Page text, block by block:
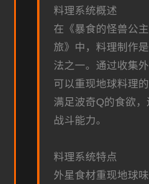
料理系统概述
在《暴食的怪兽公
旅》中，料理制作
法之一。通过收集
可以重现地球料理
满足波奇Q的食欲
战斗能力。
料理系统特点
外星食材重现地球